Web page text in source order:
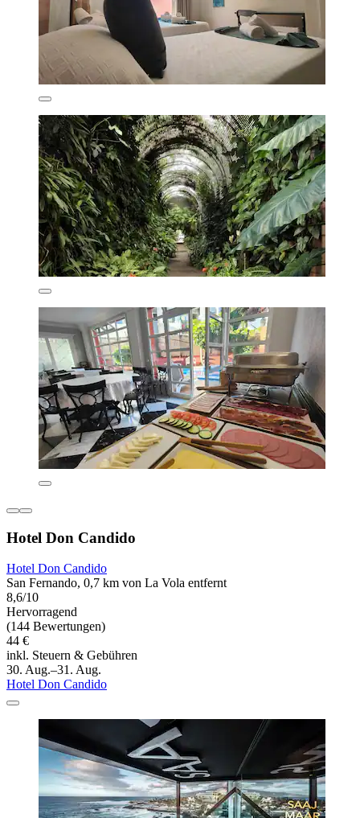
Hotel Don Candido
Hotel Don Candido
San Fernando, 0,7 km von La Vola entfernt
8,6/10
Hervorragend
(144 Bewertungen)
44 €
inkl. Steuern & Gebühren
30. Aug.–31. Aug.
Hotel Don Candido